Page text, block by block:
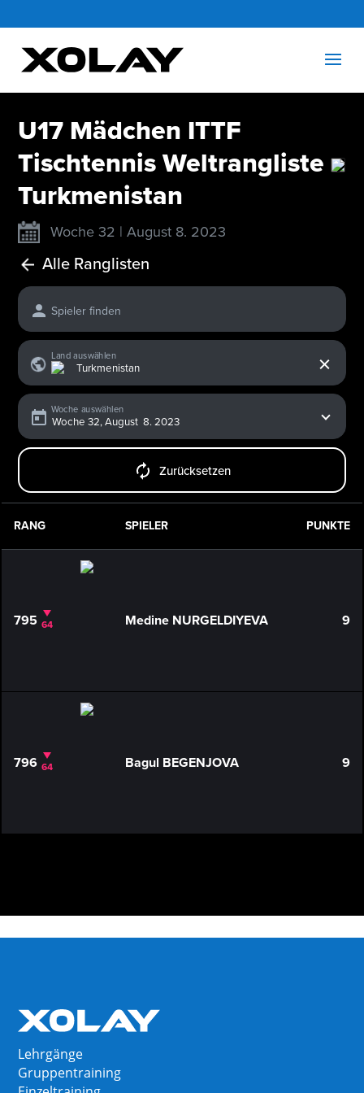
U17 Mädchen ITTF
Tischtennis Weltrangliste
Turkmenistan
Woche 32 | August 8. 2023
Alle Ranglisten
Spieler finden
Land auswählen
Woche auswählen
Zurücksetzen
RANG SPIELER PUNKTE
795 64 Medine NURGELDIYEVA 9
796 64 Bagul BEGENJOVA 9
Lehrgänge
Gruppentraining